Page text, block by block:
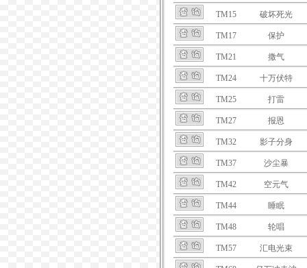
TM15 破坏死光
TM17 保护
TM21 撒气
TM24 十万伏特
TM25 打雷
TM27 报恩
TM32 影子分身
TM37 沙尘暴
TM42 空元气
TM44 睡眠
TM48 轮唱
TM57 汇电光束